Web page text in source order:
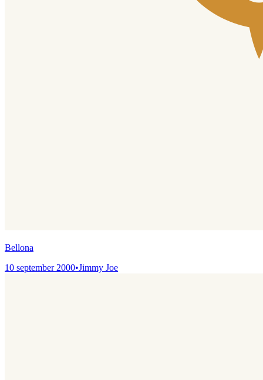
Bellona
10 september 2000•Jimmy Joe